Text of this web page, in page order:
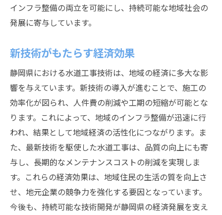
インフラ整備の両立を可能にし、持続可能な地域社会の
発展に寄与しています。
新技術がもたらす経済効果
静岡県における水道工事技術は、地域の経済に多大な影
響を与えています。新技術の導入が進むことで、施工の
効率化が図られ、人件費の削減や工期の短縮が可能とな
ります。これによって、地域のインフラ整備が迅速に行
われ、結果として地域経済の活性化につながります。ま
た、最新技術を駆使した水道工事は、品質の向上にも寄
与し、長期的なメンテナンスコストの削減を実現しま
す。これらの経済効果は、地域住民の生活の質を向上さ
せ、地元企業の競争力を強化する要因となっています。
今後も、持続可能な技術開発が静岡県の経済発展を支え